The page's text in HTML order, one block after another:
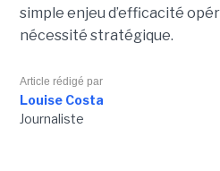
simple enjeu d’efficacité
nécessité stratégique.
Article rédigé par
Louise Costa
Journaliste